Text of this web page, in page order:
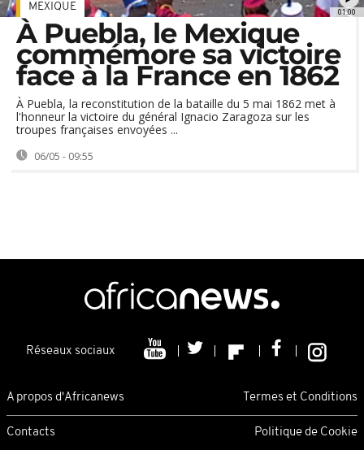
01:00
MEXIQUE
À Puebla, le Mexique
commémore sa victoire
face à la France en 1862
À Puebla, la reconstitution de la bataille du 5 mai 1862 met à
l'honneur la victoire du général Ignacio Zaragoza sur les
troupes françaises envoyées ...
06/05 - 09:55
Réseaux sociaux
A propos d'Africanews Termes et Conditions
Contacts Politique de Cookie